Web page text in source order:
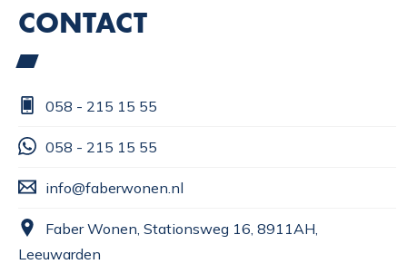
CONTACT
058 - 215 15 55
058 - 215 15 55
info@faberwonen.nl
Faber Wonen, Stationsweg 16, 8911AH,
Leeuwarden